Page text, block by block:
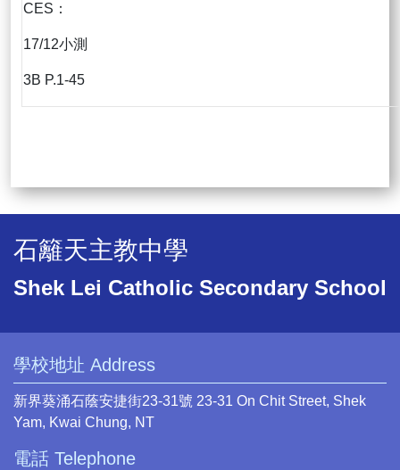
CES：
17/12小測
3B P.1-45
石籬天主教中學
Shek Lei Catholic Secondary School
學校地址 Address
新界葵涌石蔭安捷街23-31號 23-31 On Chit Street, Shek
Yam, Kwai Chung, NT
電話 Telephone